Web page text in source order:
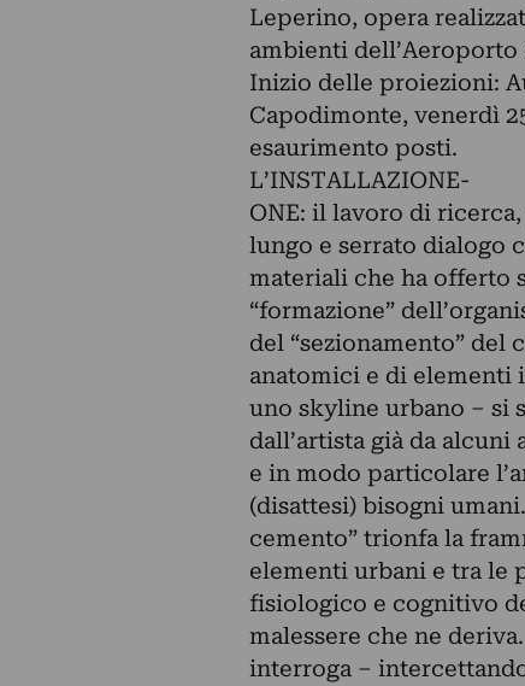
Leperino, opera
ambienti dell’Aeroporto
Inizio delle proiezioni:
Capodimonte, venerdì
esaurimento posti.
L’INSTALLAZIONE-
ONE: il lavoro di
lungo e serrato dialogo
materiali che ha offerto
“formazione”
del “sezionamento” del
anatomici e di
uno skyline urbano – si
dall’artista già da
e in modo particolare
(disattesi) bisogni
cemento” trionfa la
elementi urbani e tra le
fisiologico e cognitivo
malessere che ne
interroga –